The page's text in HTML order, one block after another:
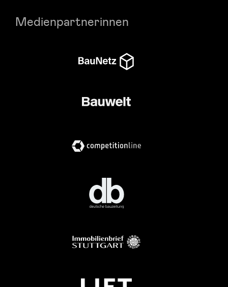
Medienpartnerinnen